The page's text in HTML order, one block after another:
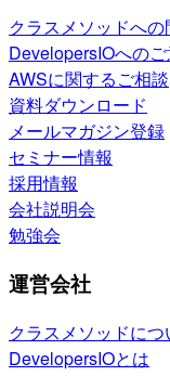
クラスメソッドへ
DevelopersIOへの
AWSに関するご相談
資料ダウンロード
メールマガジン登録
セミナー情報
採用情報
会社説明会
勉強会
運営会社
クラスメソッドにつ
DevelopersIOとは